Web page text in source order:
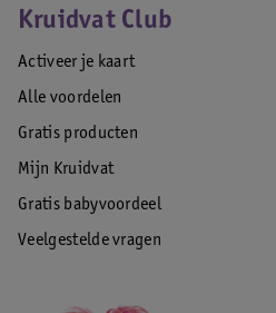
Kruidvat Club
Activeer je kaart
Alle voordelen
Gratis producten
Mijn Kruidvat
Gratis babyvoordeel
Veelgestelde vragen